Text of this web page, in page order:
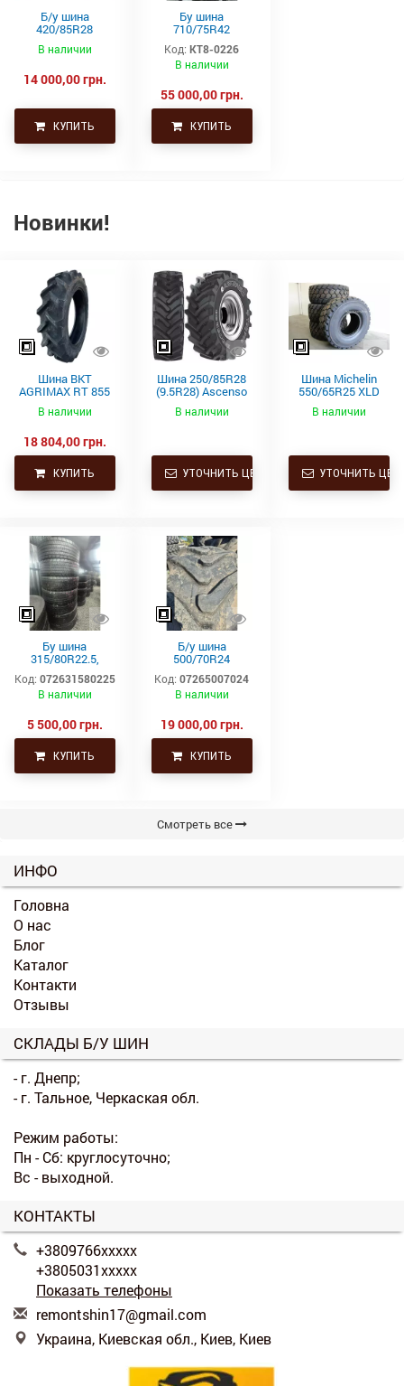
Б/у шина
420/85R28
(16,9р28) BKT
В наличии
14 000,00 грн.
КУПИТЬ
Бу шина
710/75R42
Trelleborg
тракторная
Код: КТ8-0226
В наличии
55 000,00 грн.
КУПИТЬ
Новинки!
Шина BKT
AGRIMAX RT 855
250/85R28
112A8/112B TL
Украине
В наличии
18 804,00 грн.
КУПИТЬ
Шина 250/85R28
(9.5R28) Ascenso
TDR 850 112D TL
В наличии
УТОЧНИТЬ ЦЕНУ
Шина Michelin
550/65R25 XLD
182A2 L3 TL
В наличии
УТОЧНИТЬ
Бу шина
315/80R22.5,
315/80Р22.5,
315х80R22.5,
315.80R22.5
ведущая
Код: 072631580225
В наличии
5 500,00 грн.
КУПИТЬ
Б/у шина
500/70R24
(19.5L24)
Trelleborg
Код: 07265007024
В наличии
19 000,00 грн.
КУПИТЬ
Смотреть все
ИНФО
Головна
О нас
Блог
Каталог
Контакти
Отзывы
СКЛАДЫ Б/У ШИН
- г. Днепр;
- г. Тальное, Черкаская обл.
Режим работы:
Пн - Сб: круглосуточно;
Вс - выходной.
КОНТАКТЫ
+3809766xxxxx
+3805031xxxxx
Показать телефоны
remontshin17@gmail.com
Украина, Киевская обл., Киев, Киев